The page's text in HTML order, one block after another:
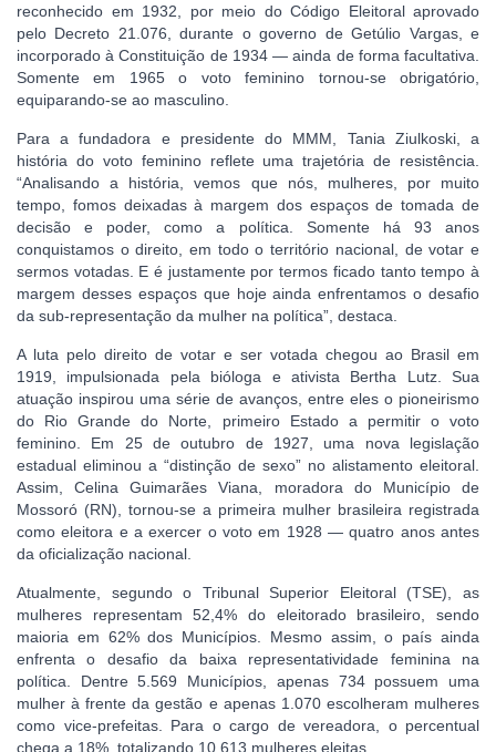
reconhecido em 1932, por meio do Código Eleitoral aprovado
pelo Decreto 21.076, durante o governo de Getúlio Vargas, e
incorporado à Constituição de 1934 — ainda de forma facultativa.
Somente em 1965 o voto feminino tornou-se obrigatório,
equiparando-se ao masculino.
Para a fundadora e presidente do MMM, Tania Ziulkoski, a
história do voto feminino reflete uma trajetória de resistência.
“Analisando a história, vemos que nós, mulheres, por muito
tempo, fomos deixadas à margem dos espaços de tomada de
decisão e poder, como a política. Somente há 93 anos
conquistamos o direito, em todo o território nacional, de votar e
sermos votadas. E é justamente por termos ficado tanto tempo à
margem desses espaços que hoje ainda enfrentamos o desafio
da sub-representação da mulher na política”, destaca.
A luta pelo direito de votar e ser votada chegou ao Brasil em
1919, impulsionada pela bióloga e ativista Bertha Lutz. Sua
atuação inspirou uma série de avanços, entre eles o pioneirismo
do Rio Grande do Norte, primeiro Estado a permitir o voto
feminino. Em 25 de outubro de 1927, uma nova legislação
estadual eliminou a “distinção de sexo” no alistamento eleitoral.
Assim, Celina Guimarães Viana, moradora do Município de
Mossoró (RN), tornou-se a primeira mulher brasileira registrada
como eleitora e a exercer o voto em 1928 — quatro anos antes
da oficialização nacional.
Atualmente, segundo o Tribunal Superior Eleitoral (TSE), as
mulheres representam 52,4% do eleitorado brasileiro, sendo
maioria em 62% dos Municípios. Mesmo assim, o país ainda
enfrenta o desafio da baixa representatividade feminina na
política. Dentre 5.569 Municípios, apenas 734 possuem uma
mulher à frente da gestão e apenas 1.070 escolheram mulheres
como vice-prefeitas. Para o cargo de vereadora, o percentual
chega a 18%, totalizando 10.613 mulheres eleitas.